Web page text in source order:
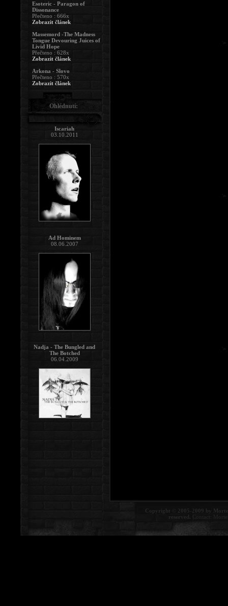
Copyright © 2005-2009 by
reserved. Contact:
Esoteric - Paragon of
Dissonance
Přečteno : 666x
Zobrazit článek
Massemord -The Madness
Tongue Devouring Juices of
Livid Hope
Přečteno : 628x
Zobrazit článek
Arkona - Slovo
Přečteno : 570x
Zobrazit článek
Ohlédnutí:
Iscariah
03.10.2011
Ad Hominem
08.06.2007
Nadja - The Bungled and
The Botched
06.04.2009